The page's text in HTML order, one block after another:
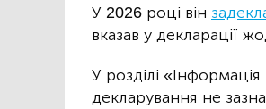
У 2026 році він
вказав у декларації
У розділі
декларування не